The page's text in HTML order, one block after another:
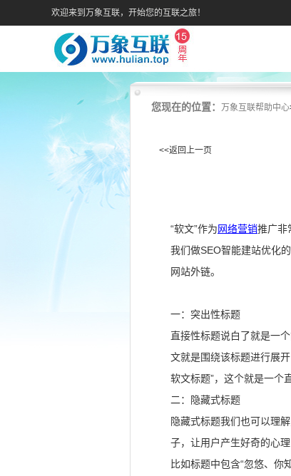
欢迎来到万象互联，开始您的互联之旅！
您现在的位置： 万象互联帮助中心
<<返回上一页
“软文”作为网络营销推广非
我们做SEO智能建站优化
网站外链。
一：突出性标题
直接性标题说白了就是一
文就是围绕该标题进行展
软文标题”，这个就是一个
二：隐藏式标题
隐藏式标题我们也可以理
子，让用户产生好奇的心
比如标题中包含“忽悠、